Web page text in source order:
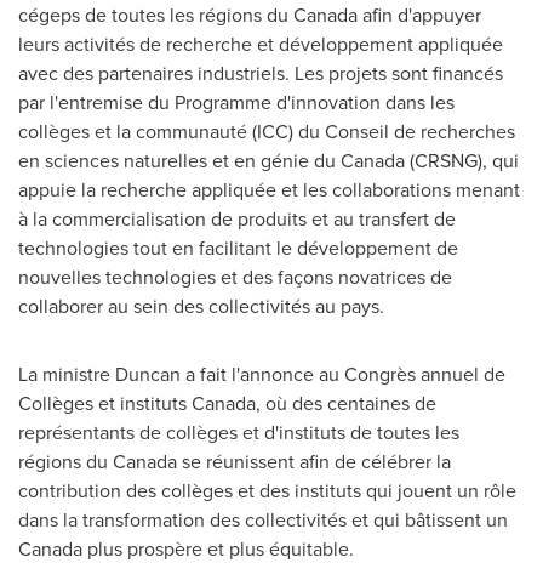
cégeps de toutes les régions du Canadaafin d'appuyer
leurs activités de recherche et développement appliquée
avec des partenaires industriels. Les projets sont financés
par l'entremise du Programme d'innovation dans les
collèges et la communauté (ICC) du Conseil de recherches
en sciences naturelles et en génie du Canada(CRSNG), qui
appuie la recherche appliquée et les collaborations menant
à la commercialisation de produits et au transfert de
technologies tout en facilitant le développement de
nouvelles technologies et des façons novatrices de
collaborer au sein des collectivités au pays.
La ministre Duncan a fait l'annonce au Congrès annuel de
Collèges et institutsCanada, où des centaines de
représentants de collèges et d'instituts de toutes les
régions du Canadase réunissent afin de célébrer la
contribution des collèges et des instituts qui jouent un rôle
dans la transformation des collectivités et qui bâtissent un
Canada plus prospère et plus équitable.